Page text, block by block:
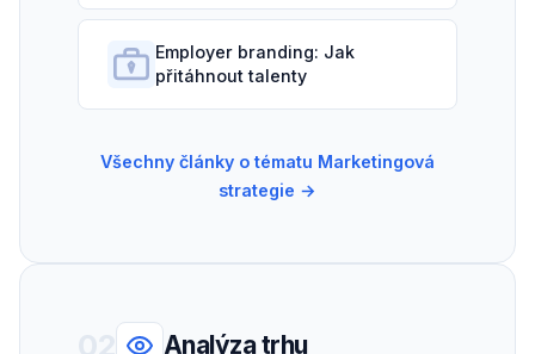
Employer branding: Jak
přitáhnout talenty
Všechny články o tématu Marketingová
strategie →
Analýza trhu